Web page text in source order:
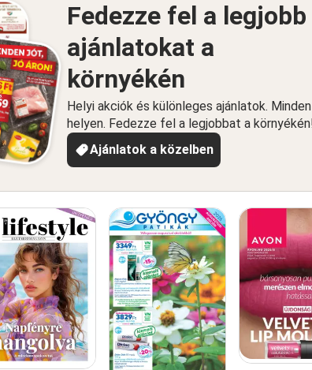
Fedezze fel a legjobb
ajánlatokat a
környékén
Helyi akciók és különleges ajánlatok.
helyen. Fedezze fel a legjobbat a
Ajánlatok a közelben